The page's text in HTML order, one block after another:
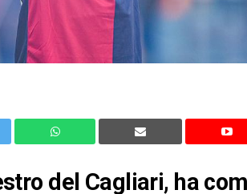
del Cagliari, ha